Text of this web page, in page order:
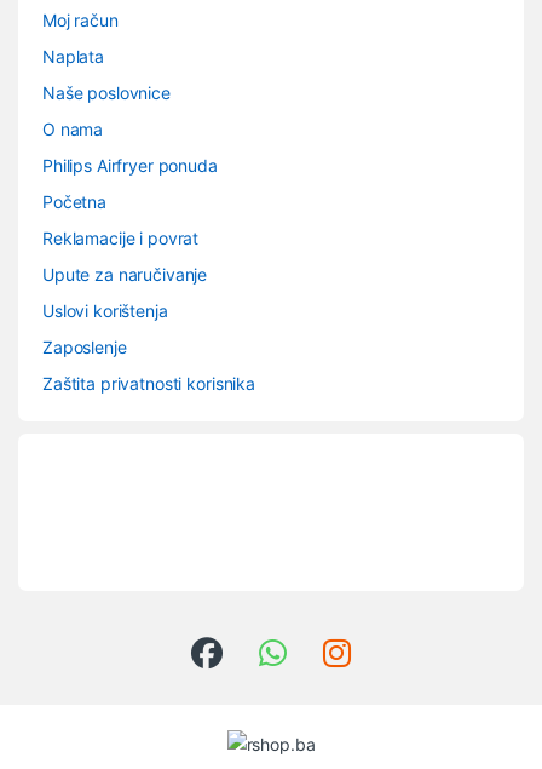
Moj račun
Naplata
Naše poslovnice
O nama
Philips Airfryer ponuda
Početna
Reklamacije i povrat
Upute za naručivanje
Uslovi korištenja
Zaposlenje
Zaštita privatnosti korisnika